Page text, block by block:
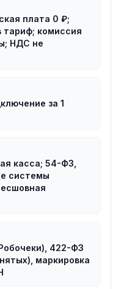
плата 0 ₽;
тариф; комиссия
НДС не
за 1
касса; 54-ФЗ,
системы
422-ФЗ
маркировка